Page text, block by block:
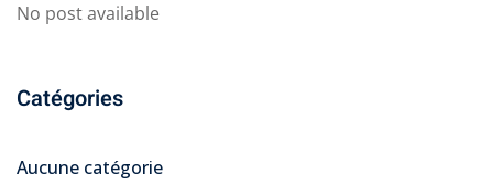
No post available
Catégories
Aucune catégorie